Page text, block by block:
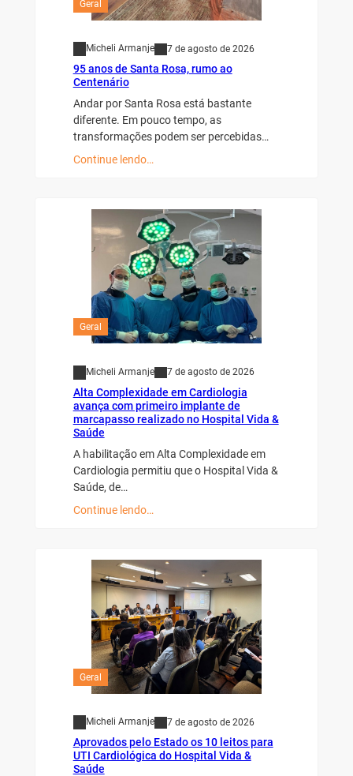
Geral
Micheli Armanje 7 de agosto de 2026
95 anos de Santa Rosa, rumo ao
Centenário
Andar por Santa Rosa está bastante
diferente. Em pouco tempo, as
transformações podem ser percebidas…
Continue lendo…
Geral
Micheli Armanje 7 de agosto de 2026
Alta Complexidade em Cardiologia
avança com primeiro implante de
marcapasso realizado no Hospital Vida &
Saúde
A habilitação em Alta Complexidade em
Cardiologia permitiu que o Hospital Vida &
Saúde, de…
Continue lendo…
Geral
Micheli Armanje 7 de agosto de 2026
Aprovados pelo Estado os 10 leitos para
UTI Cardiológica do Hospital Vida &
Saúde